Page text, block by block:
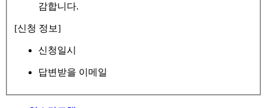
감합니다.
[신청 정보]
신청일시
답변받을 이메일